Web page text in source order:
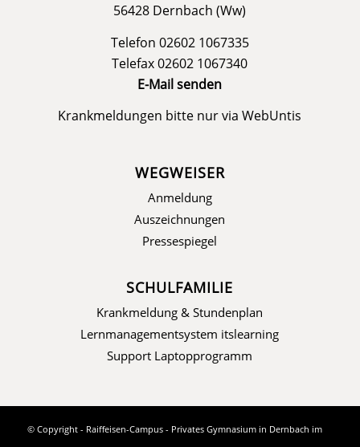
56428 Dernbach (Ww)
Telefon 02602 1067335
Telefax 02602 1067340
E-Mail senden
Krankmeldungen bitte nur viaWebUntis
WEGWEISER
Anmeldung
Auszeichnungen
Pressespiegel
SCHULFAMILIE
Krankmeldung & Stundenplan
Lernmanagementsystem itslearning
Support Laptopprogramm
© Copyright - Raiffeisen-Campus - Privates Gymnasium in Dernbach im